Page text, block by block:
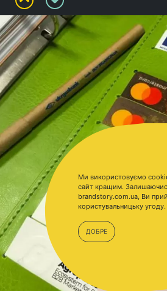
Ми використовуємо
сайт кращим.
brandstory.com.ua, Ви
користувальницьку угоду.
ДОБРЕ